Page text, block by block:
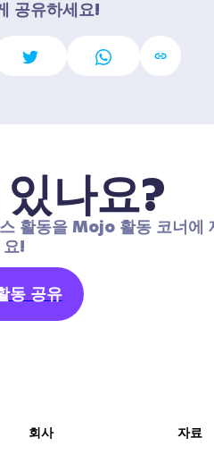
공유하세요!
나요?
활동을 Mojo 활동 코너에
요!
동 공유
회사 자료